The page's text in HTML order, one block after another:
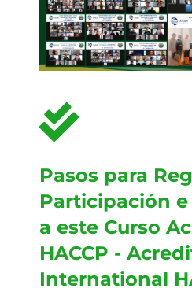
Pasos para
Participación
a este Curso
HACCP -
International